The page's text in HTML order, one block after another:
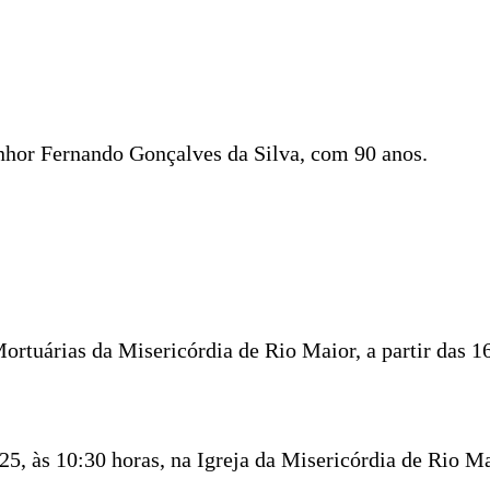
Fernando Gonçalves da Silva, com 90 anos.
da Misericórdia de Rio Maior, a partir das
às 10:30 horas, na Igreja da Misericórdia de Rio